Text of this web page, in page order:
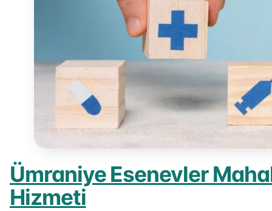
Ümraniye Esenevler
Hizmeti